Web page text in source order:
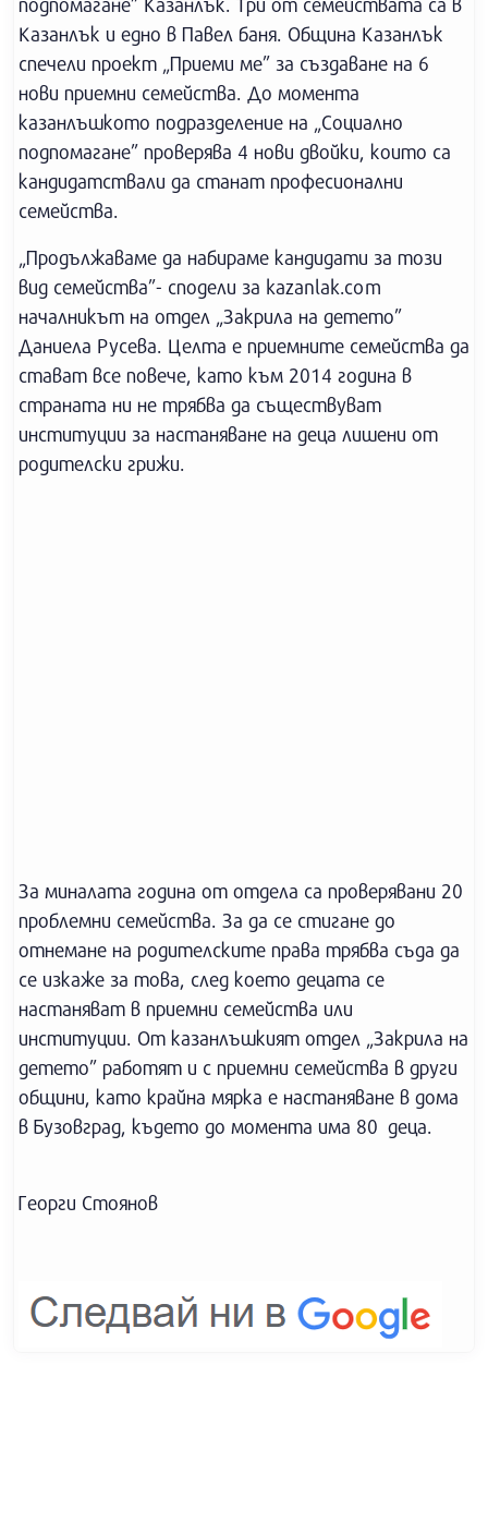
Казанлък и едно в Павел баня. Община Казанлък
спечели проект „Приеми ме” за създаване на 6
нови приемни семейства. До момента
казанлъшкото подразделение на „Социално
подпомагане” проверява 4 нови двойки, които са
кандидатствали да станат професионални
семейства.
„Продължаваме да набираме кандидати за този
вид семейства”- сподели за kazanlak.com
началникът на отдел „Закрила на детето”
Даниела Русева. Целта е приемните семейства да
стават все повече, като към 2014 година в
страната ни не трябва да съществуват
институции за настаняване на деца лишени от
родителски грижи.
За миналата година от отдела са проверявани 20
проблемни семейства. За да се стигане до
отнемане на родителските права трябва съда да
се изкаже за това, след което децата се
настаняват в приемни семейства или
институции. От казанлъшкият отдел „Закрила на
детето” работят и с приемни семейства в други
общини, като крайна мярка е настаняване в дома
в Бузовград, където до момента има 80 деца.
Георги Стоянов